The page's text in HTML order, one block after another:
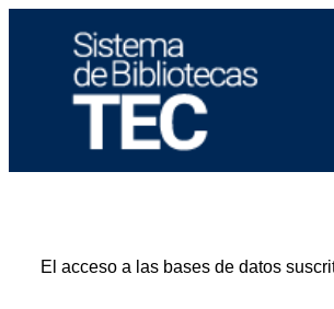
El acceso a las bases de datos